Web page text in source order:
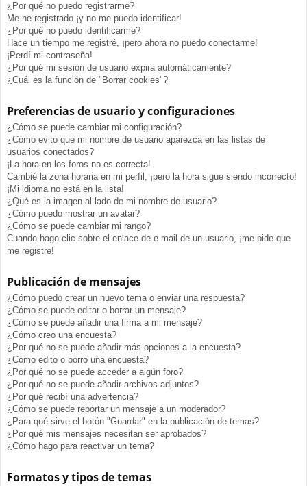
¿Por qué no puedo registrarme?
Me he registrado ¡y no me puedo identificar!
¿Por qué no puedo identificarme?
Hace un tiempo me registré, ¡pero ahora no puedo conectarme!
¡Perdí mi contraseña!
¿Por qué mi sesión de usuario expira automáticamente?
¿Cuál es la función de "Borrar cookies"?
Preferencias de usuario y configuraciones
¿Cómo se puede cambiar mi configuración?
¿Cómo evito que mi nombre de usuario aparezca en las listas de
usuarios conectados?
¡La hora en los foros no es correcta!
Cambié la zona horaria en mi perfil, ¡pero la hora sigue siendo incorrecto!
¡Mi idioma no está en la lista!
¿Qué es la imagen al lado de mi nombre de usuario?
¿Cómo puedo mostrar un avatar?
¿Cómo se puede cambiar mi rango?
Cuando hago clic sobre el enlace de e-mail de un usuario, ¡me pide que
me registre!
Publicación de mensajes
¿Cómo puedo crear un nuevo tema o enviar una respuesta?
¿Cómo se puede editar o borrar un mensaje?
¿Cómo se puede añadir una firma a mi mensaje?
¿Cómo creo una encuesta?
¿Por qué no se puede añadir más opciones a la encuesta?
¿Cómo edito o borro una encuesta?
¿Por qué no se puede acceder a algún foro?
¿Por qué no se puede añadir archivos adjuntos?
¿Por qué recibí una advertencia?
¿Cómo se puede reportar un mensaje a un moderador?
¿Para qué sirve el botón "Guardar" en la publicación de temas?
¿Por qué mis mensajes necesitan ser aprobados?
¿Cómo hago para reactivar un tema?
Formatos y tipos de temas